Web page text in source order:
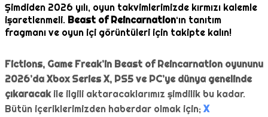
Şimdiden 2026 yılı, oyun takvimlerimizde kırmızı kalemle
işaretlenmeli. Beast of Reincarnation‘ın tanıtım
fragmanı ve oyun içi görüntüleri için takipte kalın!
Fictions, Game Freak’in Beast of Reincarnation oyununu
2026’da Xbox Series X, PS5 ve PC’ye dünya genelinde
çıkaracakile ilgili aktaracaklarımız şimdilik bu kadar.
Bütün içeriklerimizden haberdar olmak için; X